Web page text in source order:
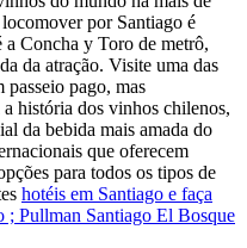
por Santiago é
a Concha y Toro de metrô,
da atração. Visite uma das
pago, mas
história dos vinhos chilenos,
da bebida mais amada do
que oferecem
para todos os tipos de
hotéis em Santiago e faça
; Pullman Santiago El Bosque